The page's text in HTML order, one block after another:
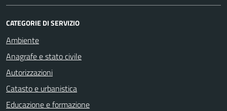
CATEGORIE DI SERVIZIO
Ambiente
Anagrafe e stato civile
Autorizzazioni
Catasto e urbanistica
Educazione e formazione